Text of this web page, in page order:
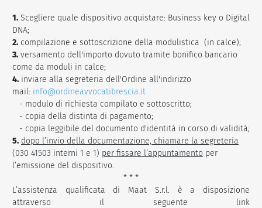
1. Scegliere quale dispositivo acquistare: Business key o Digital
DNA;
2. compilazione e sottoscrizione della modulistica (in calce);
3. versamento dell'importo dovuto tramite bonifico bancario
come da moduli in calce;
4. inviare alla segreteria dell'Ordine all'indirizzo
mail: info@ordineavvocatibrescia.it
- modulo di richiesta compilato e sottoscritto;
- copia della distinta di pagamento;
- copia leggibile del documento d'identità in corso di validità;
5. dopo l’invio della documentazione, chiamare la segreteria
(030 41503 interni 1 e 1) per fissare l’appuntamento per
l’emissione del dispositivo.
* * *
L’assistenza qualificata di Maat S.r.l. è a disposizione
attraverso il seguente link